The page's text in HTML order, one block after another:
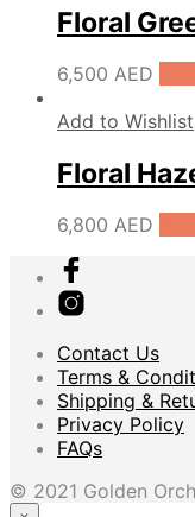
Floral
6,500 AED
Add to Wishlist
Floral
6,800 AED
Contact Us
Terms &
Shipping &
Privacy Policy
FAQs
© 2021 Golden